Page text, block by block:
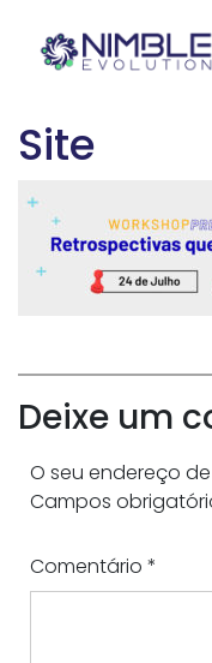
Site
Deixe um
O seu endereço
Campos
Comentário *